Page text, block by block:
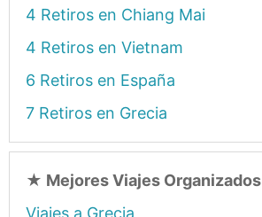
4 Retiros en Chiang Mai
4 Retiros en Vietnam
6 Retiros en España
7 Retiros en Grecia
★ Mejores Viajes Organizados
Viajes a Grecia